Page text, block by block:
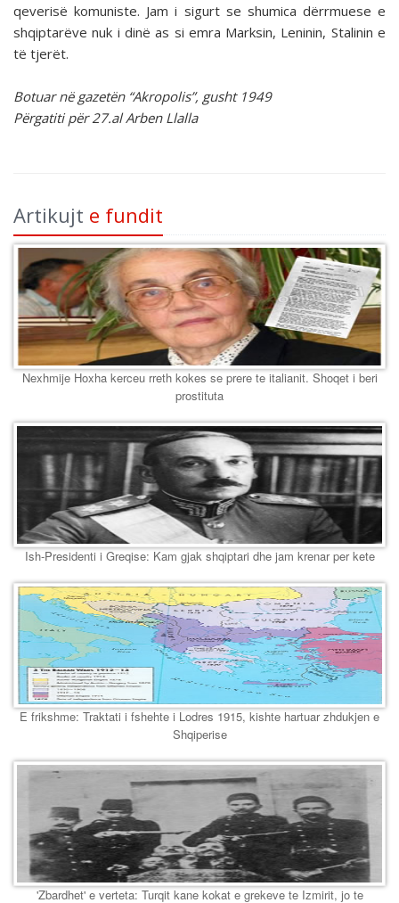
qeverisë komuniste. Jam i sigurt se shumica dërrmuese e
shqiptarëve nuk i dinë as si emra Marksin, Leninin, Stalinin e
të tjerët.
Botuar në gazetën “Akropolis”, gusht 1949
Përgatiti për 27.al Arben Llalla
Artikujt e fundit
Nexhmije Hoxha kerceu rreth kokes se prere te italianit. Shoqet i beri
prostituta
Ish-Presidenti i Greqise: Kam gjak shqiptari dhe jam krenar per kete
E frikshme: Traktati i fshehte i Lodres 1915, kishte hartuar zhdukjen e
Shqiperise
'Zbardhet' e verteta: Turqit kane kokat e grekeve te Izmirit, jo te